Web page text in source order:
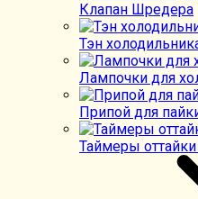
Клапан Шредера
Тэн
Лампочки для
Припой для
Таймеры